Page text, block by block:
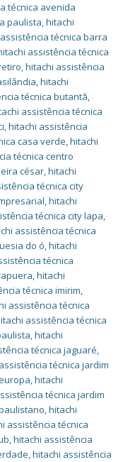
técnica avenida
paulista,hitachi
técnica barra
assistência técnica
,hitachi assistência
,hitachi
técnica butantã,
assistência técnica
,hitachi assistência
casa verde,hitachi
técnica centro
césar,hitachi
técnica city
,hitachi
técnica city lapa,
assistência técnica
do ó,hitachi
técnica
,hitachi
técnica imirim,
assistência técnica
assistência técnica
,hitachi
técnica jaguaré,
técnica jardim
,hitachi
técnica jardim
,hitachi
assistência técnica
,hitachi assistência
,hitachi assistência